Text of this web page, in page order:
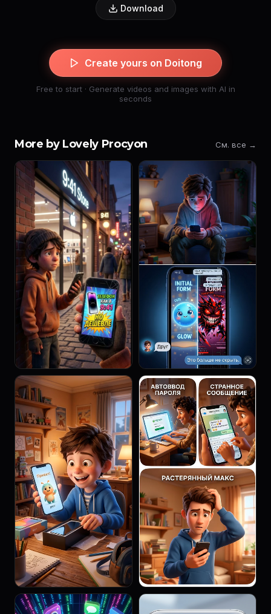
Download
Create yours on Doitong
Free to start · Generate videos and images with AI in
seconds
More by Lovely Procyon См. все →